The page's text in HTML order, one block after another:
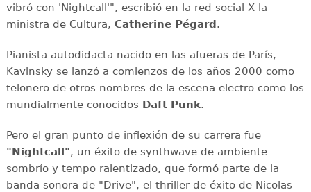
vibró con 'Nightcall'", escribió en la red social X la
ministra de Cultura, Catherine Pégard.
Pianista autodidacta nacido en las afueras de París,
Kavinsky se lanzó a comienzos de los años 2000 como
telonero de otros nombres de la escena electro como los
mundialmente conocidos Daft Punk.
Pero el gran punto de inflexión de su carrera fue
"Nightcall", un éxito de synthwave de ambiente
sombrío y tempo ralentizado, que formó parte de la
banda sonora de "Drive", el thriller de éxito de Nicolas